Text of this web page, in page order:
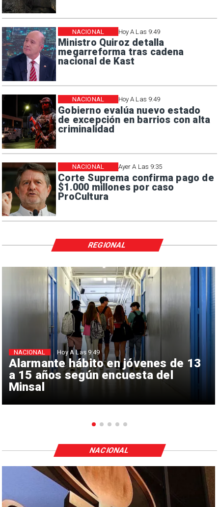
Hoy A Las 9:49
Ministro Quiroz detalla
megarreforma tras cadena
nacional de Kast
NACIONAL
Hoy A Las 9:49
Gobierno evalúa nuevo estado
de excepción en barrios con alta
criminalidad
NACIONAL
Ayer A Las 9:35
Corte Suprema confirma pago de
$1.000 millones por caso
ProCultura
NACIONAL
Alarmante hábito en jóvenes de 13
a 15 años según encuesta del
Minsal
NACIONAL Hoy A Las 9:49
REGIONAL
NACIONAL